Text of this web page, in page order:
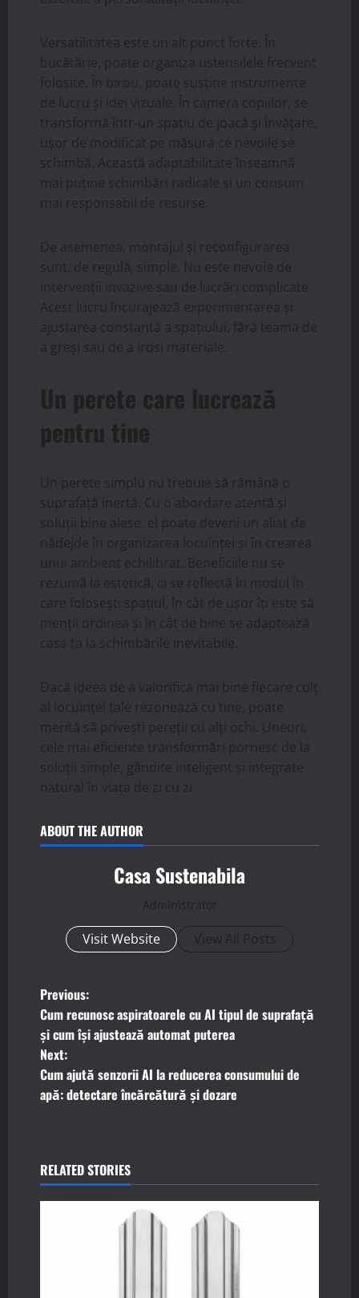
Versatilitatea este un alt punct forte. În
bucătărie, poate organiza ustensilele frecvent
folosite. În birou, poate susține instrumente
de lucru și idei vizuale. În camera copiilor, se
transformă într-un spațiu de joacă și învățare,
ușor de modificat pe măsură ce nevoile se
schimbă. Această adaptabilitate înseamnă
mai puține schimbări radicale și un consum
mai responsabil de resurse.
De asemenea, montajul și reconfigurarea
sunt, de regulă, simple. Nu este nevoie de
intervenții invazive sau de lucrări complicate.
Acest lucru încurajează experimentarea și
ajustarea constantă a spațiului, fără teama de
a greși sau de a irosi materiale.
Un perete care lucrează
pentru tine
Un perete simplu nu trebuie să rămână o
suprafață inertă. Cu o abordare atentă și
soluții bine alese, el poate deveni un aliat de
nădejde în organizarea locuinței și în crearea
unui ambient echilibrat. Beneficiile nu se
rezumă la estetică, ci se reflectă în modul în
care folosești spațiul, în cât de ușor îți este să
menții ordinea și în cât de bine se adaptează
casa ta la schimbările inevitabile.
Dacă ideea de a valorifica mai bine fiecare colț
al locuinței tale rezonează cu tine, poate
merită să privești pereții cu alți ochi. Uneori,
cele mai eficiente transformări pornesc de la
soluții simple, gândite inteligent și integrate
natural în viața de zi cu zi.
ABOUT THE AUTHOR
Casa Sustenabila
Administrator
Visit Website View All Posts
P
o
s
t
a
v
Previous:
Cum recunosc aspiratoarele cu AI tipul de suprafață
și cum își ajustează automat puterea
Next:
Cum ajută senzorii AI la reducerea consumului de
apă: detectare încărcătură și dozare
RELATED STORIES